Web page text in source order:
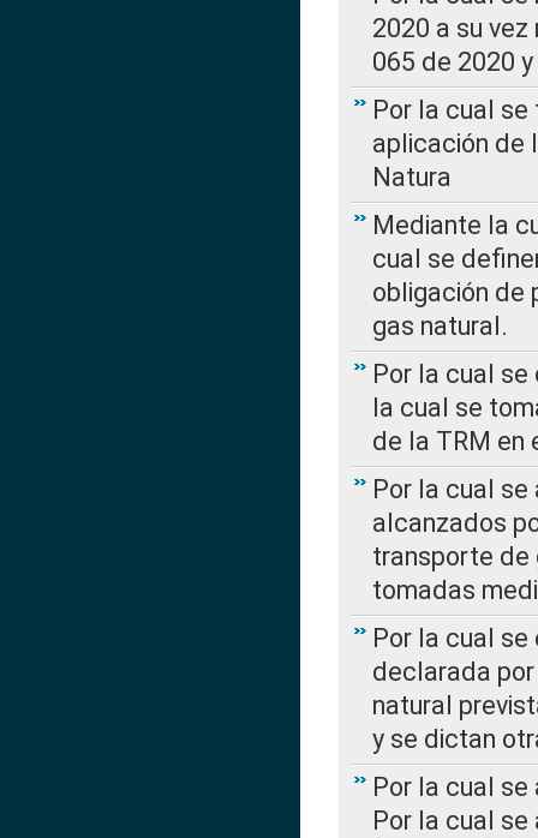
2020 a su
065 de 2020
Por la cual
aplicación de
Natura
Mediante la
cual se
obligación de
gas natural.
Por la cual se
la cual se
de la TRM en
Por la cual
alcanzados
transporte de
tomadas
Por la cual
declarada
natural
y se dictan
Por la cual se
Por la cual